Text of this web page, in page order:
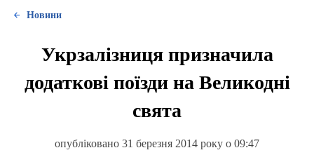
Новини
Укрзалізниця призначила
додаткові поїзди на Великодні
свята
опубліковано 31 березня 2014 року о 09:47